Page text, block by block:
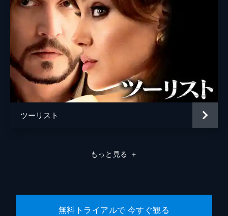
ツーリスト
もっと見る ＋
無料トライアルで 今すぐ観る